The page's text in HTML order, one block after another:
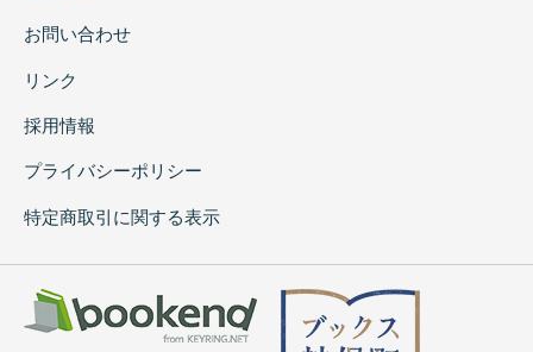
お問い合わせ
リンク
採用情報
プライバシーポリシー
特定商取引に関する表示